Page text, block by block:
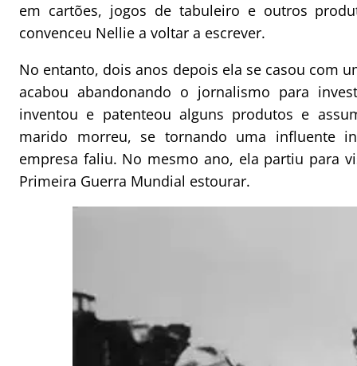
em cartões, jogos de tabuleiro e outros
convenceu Nellie a voltar a escrever.
No entanto, dois anos depois ela se casou com
acabou abandonando o jornalismo para
inventou e patenteou alguns produtos e
marido morreu, se tornando uma influente
empresa faliu. No mesmo ano, ela partiu para
Primeira Guerra Mundial estourar.